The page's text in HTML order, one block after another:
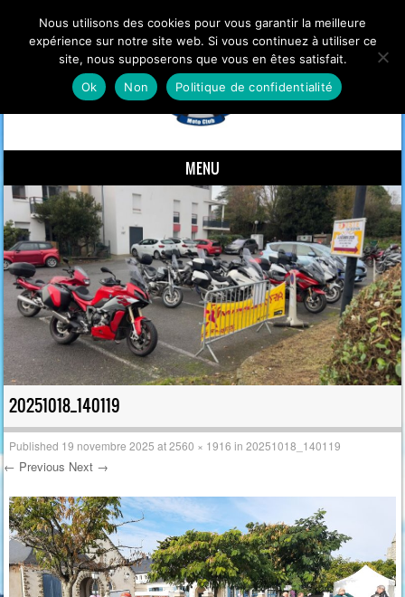
MENU
Skip to content
20251018_140119
Published 19 novembre 2025 at2560 × 1916 in20251018_140119
← Previous Next →
Nous utilisons des cookies pour vous garantir la meilleure
expérience sur notre site web. Si vous continuez à utiliser ce
site, nous supposerons que vous en êtes satisfait.
Ok
Non Politique de confidentialité